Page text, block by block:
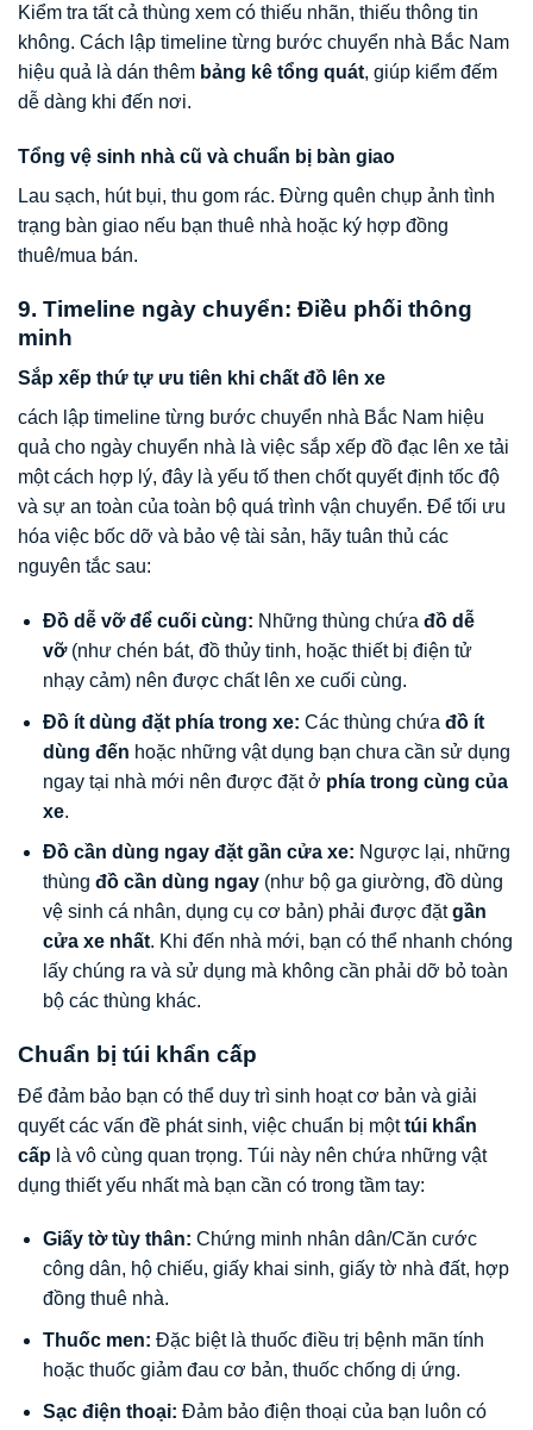
Kiểm tra tất cả thùng xem có thiếu nhãn, thiếu thông tin
không. Cách lập timeline từng bước chuyển nhà Bắc Nam
hiệu quả là dán thêm bảng kê tổng quát, giúp kiểm đếm
dễ dàng khi đến nơi.
Tổng vệ sinh nhà cũ và chuẩn bị bàn giao
Lau sạch, hút bụi, thu gom rác. Đừng quên chụp ảnh tình
trạng bàn giao nếu bạn thuê nhà hoặc ký hợp đồng
thuê/mua bán.
9. Timeline ngày chuyển: Điều phối thông
minh
Sắp xếp thứ tự ưu tiên khi chất đồ lên xe
cách lập timeline từng bước chuyển nhà Bắc Nam hiệu
quả cho ngày chuyển nhà là việc sắp xếp đồ đạc lên xe tải
một cách hợp lý, đây là yếu tố then chốt quyết định tốc độ
và sự an toàn của toàn bộ quá trình vận chuyển. Để tối ưu
hóa việc bốc dỡ và bảo vệ tài sản, hãy tuân thủ các
nguyên tắc sau:
Đồ dễ vỡ để cuối cùng: Những thùng chứa đồ dễ
vỡ(như chén bát, đồ thủy tinh, hoặc thiết bị điện tử
nhạy cảm) nên được chất lên xe cuối cùng.
Đồ ít dùng đặt phía trong xe: Các thùng chứa đồ ít
dùng đến hoặc những vật dụng bạn chưa cần sử dụng
ngay tại nhà mới nên được đặt ở phía trong cùng của
xe.
Đồ cần dùng ngay đặt gần cửa xe: Ngược lại, những
thùng đồ cần dùng ngay(như bộ ga giường, đồ dùng
vệ sinh cá nhân, dụng cụ cơ bản) phải được đặtgần
cửa xe nhất. Khi đến nhà mới, bạn có thể nhanh chóng
lấy chúng ra và sử dụng mà không cần phải dỡ bỏ toàn
bộ các thùng khác.
Chuẩn bị túi khẩn cấp
Để đảm bảo bạn có thể duy trì sinh hoạt cơ bản và giải
quyết các vấn đề phát sinh, việc chuẩn bị mộttúi khẩn
cấp là vô cùng quan trọng. Túi này nên chứa những vật
dụng thiết yếu nhất mà bạn cần có trong tầm tay:
Giấy tờ tùy thân: Chứng minh nhân dân/Căn cước
công dân, hộ chiếu, giấy khai sinh, giấy tờ nhà đất, hợp
đồng thuê nhà.
Thuốc men: Đặc biệt là thuốc điều trị bệnh mãn tính
hoặc thuốc giảm đau cơ bản, thuốc chống dị ứng.
Sạc điện thoại: Đảm bảo điện thoại của bạn luôn có